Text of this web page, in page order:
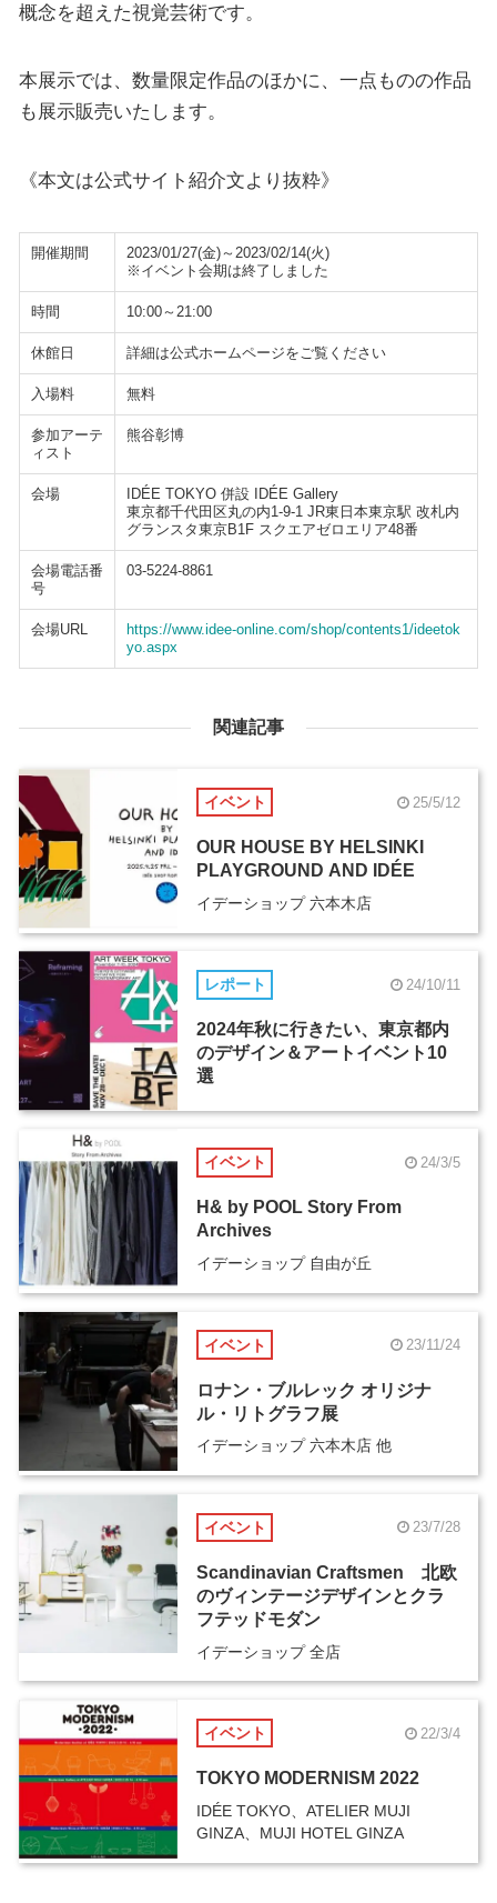
概念を超えた視覚芸術です。
本展示では、数量限定作品のほかに、一点ものの作品
も展示販売いたします。
《本文は公式サイト紹介文より抜粋》
開催期間
2023/01/27(金)～2023/02/14(火)
※イベント会期は終了しました
時間 10:00～21:00
休館日 詳細は公式ホームページをご覧ください
入場料 無料
参加アーテ
ィスト
熊谷彰博
会場
IDÉE TOKYO 併設 IDÉE Gallery
東京都千代田区丸の内1-9-1 JR東日本東京駅 改札内
グランスタ東京B1F スクエアゼロエリア48番
会場電話番
号
03-5224-8861
会場URL
https://www.idee-online.com/shop/contents1/ideetok
yo.aspx
関連記事
イベント 25/5/12
OUR HOUSE BY HELSINKI
PLAYGROUND AND IDÉE
イデーショップ 六本木店
レポート 24/10/11
2024年秋に行きたい、東京都内
のデザイン＆アートイベント10
選
イベント 24/3/5
H& by POOL Story From
Archives
イデーショップ 自由が丘
イベント 23/11/24
ロナン・ブルレック オリジナ
ル・リトグラフ展
イデーショップ 六本木店 他
イベント 23/7/28
Scandinavian Craftsmen 北欧
のヴィンテージデザインとクラ
フテッドモダン
イデーショップ 全店
イベント 22/3/4
TOKYO MODERNISM 2022
IDÉE TOKYO、ATELIER MUJI
GINZA、MUJI HOTEL GINZA